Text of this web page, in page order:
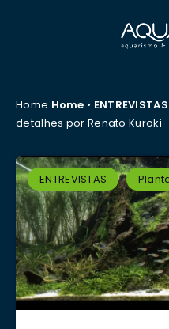
Home Home • ENTREVISTAS
detalhes por Renato Kuroki
ENTREVISTAS